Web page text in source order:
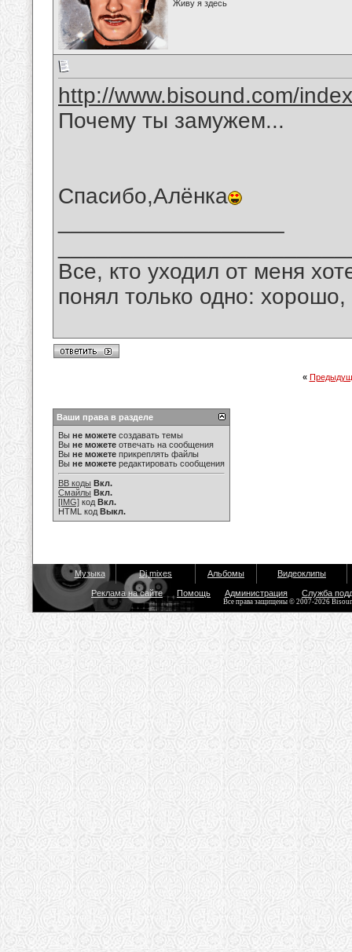
Живу я здесь
http://www.bisound.com/
Почему ты замужем...
Спасибо,Алёнка
Все, кто уходил от меня
понял только одно:
«
Ваши права в разделе
Вы не можете создавать темы
Вы не можете отвечать на сообщения
Вы не можете прикреплять файлы
Вы не можете редактировать сообщения
BB коды Вкл.
Смайлы Вкл.
[IMG] код Вкл.
HTML код Выкл.
Музыка Dj mixes Альбомы Видеоклипы
Реклама на сайте Помощь Администрация Служба
Все права защищены © 2007-2026